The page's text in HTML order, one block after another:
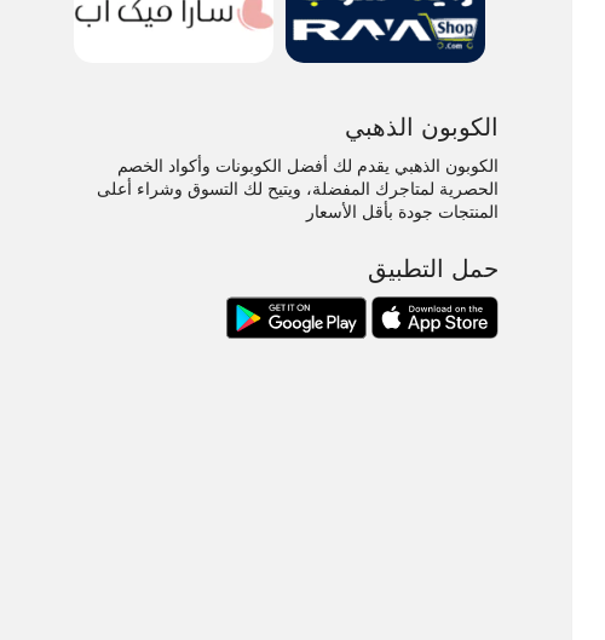
الكوبون الذهبي
الكوبون الذهبي يقدم لك أفضل الكوبونات وأكواد الخصم
الحصرية لمتاجرك المفضلة، ويتيح لك التسوق وشراء أعلى
المنتجات جودة بأقل الأسعار
حمل التطبيق